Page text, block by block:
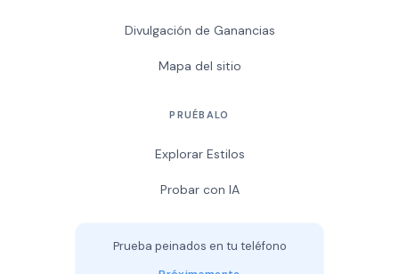
Divulgación de Ganancias
Mapa del sitio
PRUÉBALO
Explorar Estilos
Probar con IA
Prueba peinados en tu teléfono